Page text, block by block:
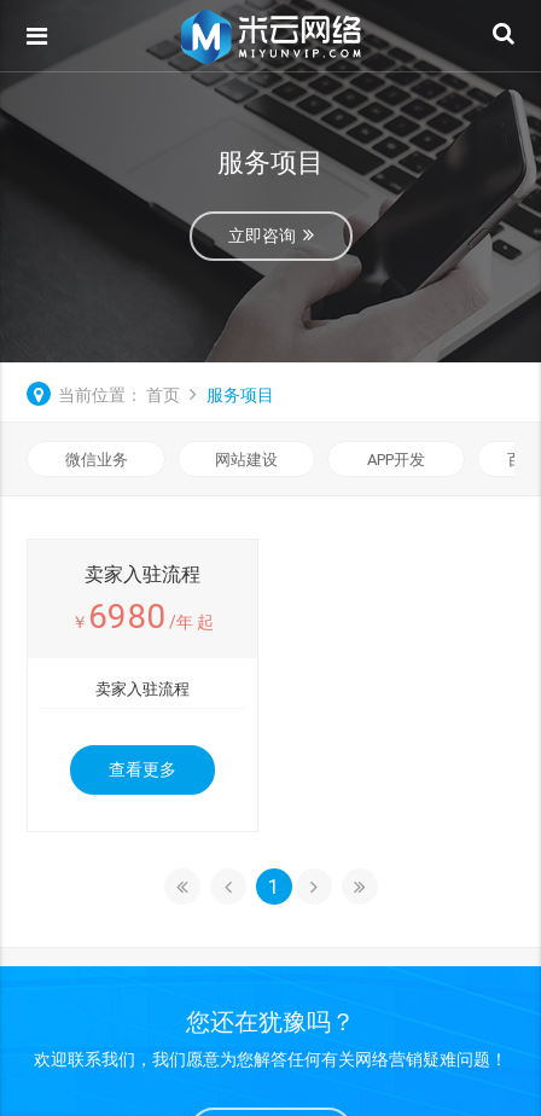
服务项目
立即咨询
当前位置： 首页 服务项目
微信业务 网站建设 APP开发 百
卖家入驻流程
￥ 6980 /年 起
卖家入驻流程
查看更多
1
您还在犹豫吗？
欢迎联系我们，我们愿意为您解答任何有关网络营销疑难问题！